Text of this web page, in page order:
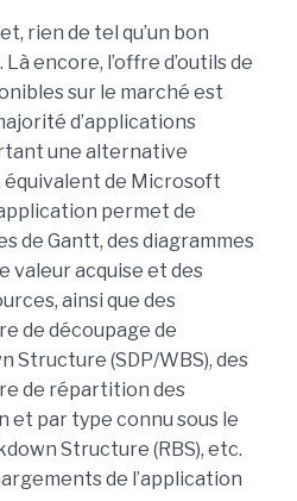
rien de tel qu’un bon
encore, l’offre d’outils de
sur le marché est
d’applications
une alternative
de Microsoft
permet de
de Gantt, des diagrammes
valeur acquise et des
ainsi que des
de découpage de
Structure (SDP/WBS), des
de répartition des
et par type connu sous le
Structure (RBS), etc.
de l’application